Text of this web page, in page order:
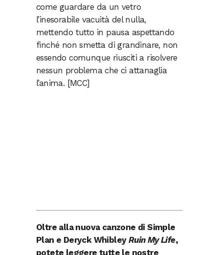
come guardare da un vetro
l’inesorabile vacuità del nulla,
mettendo tutto in pausa aspettando
finché non smetta di grandinare, non
essendo comunque riusciti a risolvere
nessun problema che ci attanaglia
l’anima. [MCC]
Oltre alla nuova canzone di Simple
Plan e Deryck Whibley Ruin My Life,
potete leggere tutte le nostre